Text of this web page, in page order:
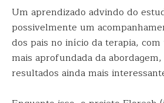
Um aprendizado advindo do
possivelmente um
dos pais no início da terapia, com
mais aprofundada da
resultados ainda mais